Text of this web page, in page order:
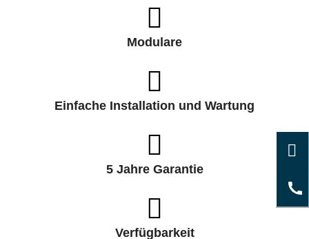
Modulare
Einfache Installation und Wartung
5 Jahre Garantie
Verfügbarkeit